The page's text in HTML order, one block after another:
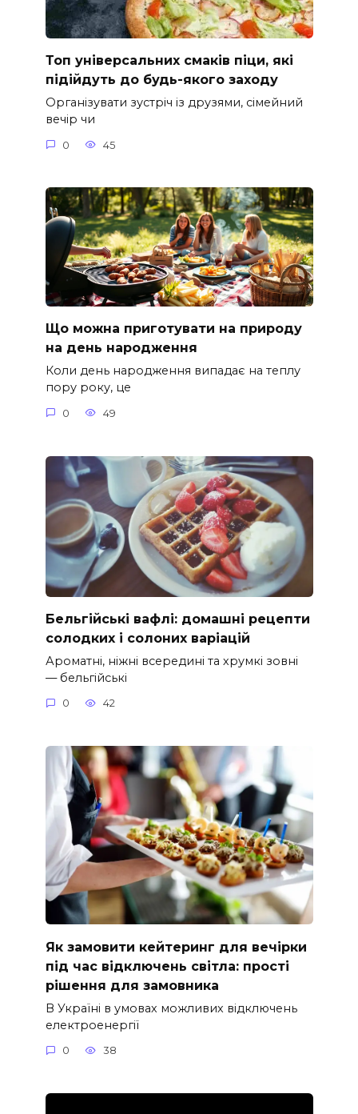
Топ універсальних смаків піци, які
підійдуть до будь-якого заходу
Організувати зустріч із друзями, сімейний
вечір чи
0 45
Що можна приготувати на природу
на день народження
Коли день народження випадає на теплу
пору року, це
0 49
Бельгійські вафлі: домашні рецепти
солодких і солоних варіацій
Ароматні, ніжні всередині та хрумкі зовні
— бельгійські
0 42
Як замовити кейтеринг для вечірки
під час відключень світла: прості
рішення для замовника
В Україні в умовах можливих відключень
електроенергії
0 38